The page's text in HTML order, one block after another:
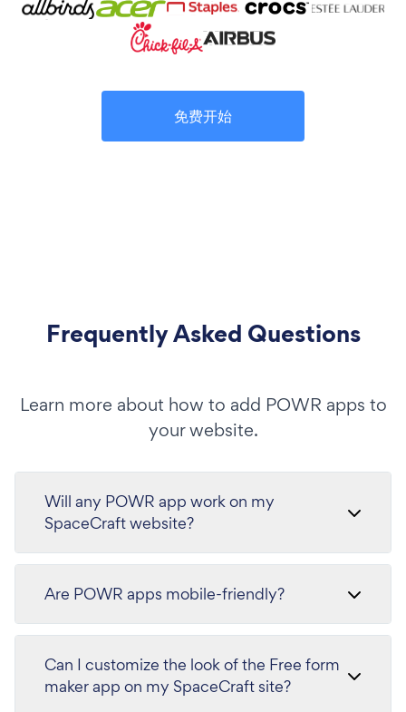
免费开始
Frequently Asked Questions
Learn more about how to add POWR apps to
your website.
Will any POWR app work on my
SpaceCraft website?
Are POWR apps mobile-friendly?
Can I customize the look of the Free form
maker app on my SpaceCraft site?